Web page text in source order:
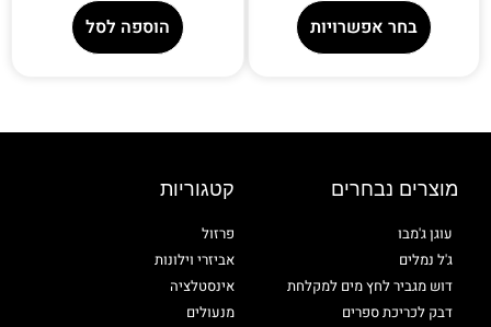
בחר אפשרויות הוספה לסל
מוצרים נבחרים
עוגן ג'מבו
ג'ל נמלים
דוש מגביר לחץ מים למקלחת
דבק לכריכת ספרים
קטגוריות
פרזול
אביזרי וילונות
אינסטלציה
מנעולים